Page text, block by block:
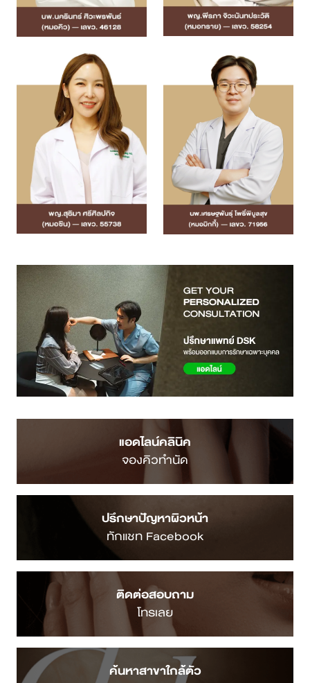
แอดไลน์คลินิค
จองคิวทำนัด
ปรึกษาปัญหาผิวหน้า
ทักแชท Facebook
ติดต่อสอบถาม
โทรเลย
ค้นหาสาขาใกล้ตัว